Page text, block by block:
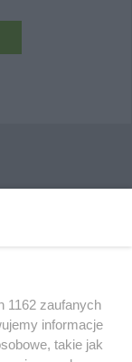
Informacyjny Miasta
1162 zaufanych
informacje
takie jak